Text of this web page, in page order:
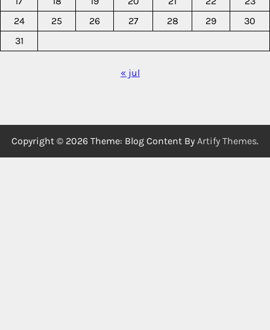
24
25 26 27 28 29
30
31
« jul
Copyright © 2026 Theme: Blog Content By Artify Themes.